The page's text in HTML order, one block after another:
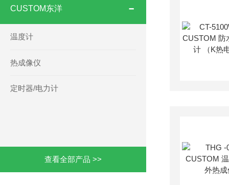
CUSTOM东洋
温度计
热成像仪
定时器/电力计
查看全部产品 >>